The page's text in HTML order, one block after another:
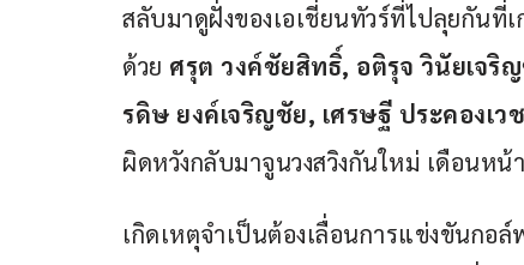
สลับมาดูฝั่งของเอเชี่ยนทัวร์ที่ไปลุยกันที่
ด้วย ศรุต วงค์ชัยสิทธิ์, อติรุจ วินัยเจ
รดิษ ยงค์เจริญชัย, เศรษฐี ประคองเ
ผิดหวังกลับมาจูนวงสวิงกันใหม่ เดือนห
เกิดเหตุจำเป็นต้องเลื่อนการแข่งขันกอล์